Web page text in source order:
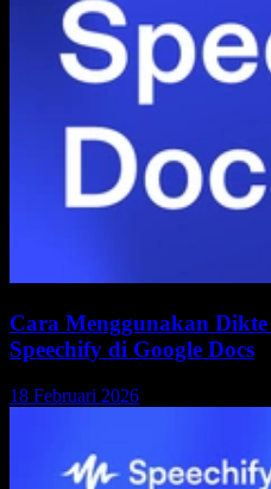
Cara Menggunakan
Speechify di Google Docs
18 Februari 2026